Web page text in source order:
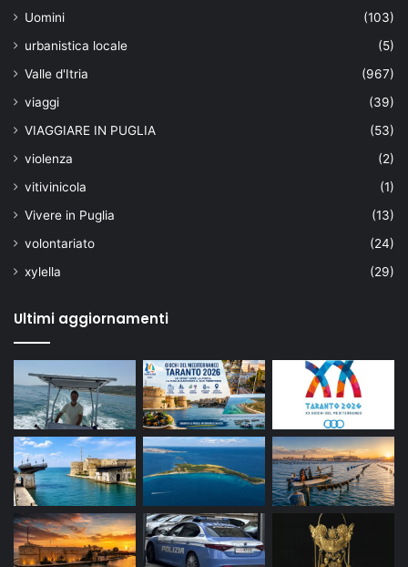
Uomini
(103)
urbanistica locale
(5)
Valle d'Itria
(967)
viaggi
(39)
VIAGGIARE IN PUGLIA
(53)
violenza
(2)
vitivinicola
(1)
Vivere in Puglia
(13)
volontariato
(24)
xylella
(29)
Ultimi aggiornamenti